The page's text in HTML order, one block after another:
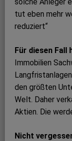
tut eben mehr
reduziert“
Für diesen Fall
Immobilien
den größten
Welt. Daher
Aktien. Die
Nicht